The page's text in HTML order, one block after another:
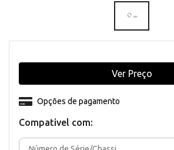
Compativel com:
Opções de pagamento
Ver Preço